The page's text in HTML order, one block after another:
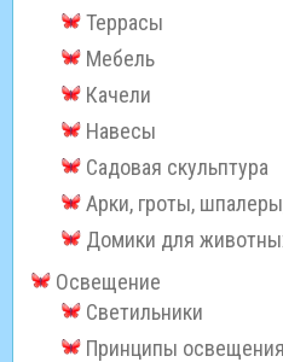
Террасы
Мебель
Качели
Навесы
Садовая скульптура
Арки, гроты,
Домики для
Освещение
Светильники
Принципы